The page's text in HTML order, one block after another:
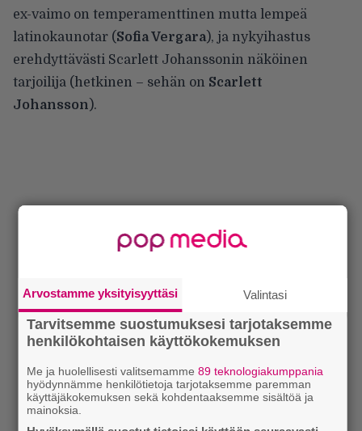
ex-vaimo on temperamenttinen mutta lempeä
latinokaunotar (Sofia Vergara), ja nykyihastus
erehdyttävästi Scarlett Johanssonin näköinen
tarjoilija (hetkinen – sehän on Scarlett
Johansson ).
Arvostamme yksityisyyttäsi Valintasi
Tarvitsemme suostumuksesi tarjotaksemme
henkilökohtaisen käyttökokemuksen
Me ja huolellisesti valitsemamme 89 teknologiakumppania
hyödynnämme henkilötietoja tarjotaksemme paremman
käyttäjäkokemuksen sekä kohdentaaksemme sisältöä ja
mainoksia.